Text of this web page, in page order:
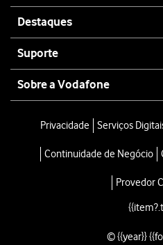
Destaques
Suporte
Sobre a Vodafone
Privacidade Serviços
Continuidade de Negócio
Provedor
© {{year}}